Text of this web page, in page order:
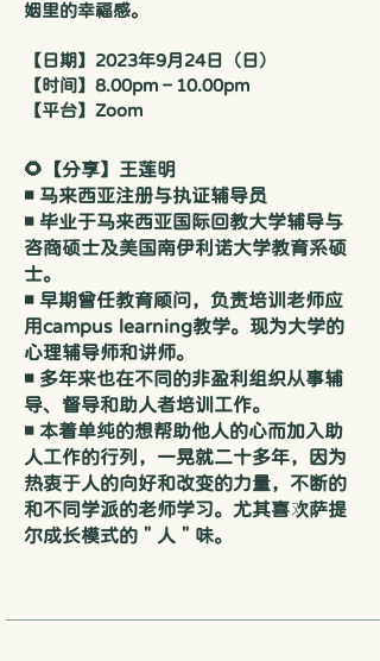
姻里的幸福感。
【日期】2023年9月24日（日）
【时间】8.00pm – 10.00pm
【平台】Zoom
🌻【分享】王莲明
◾ 马来西亚注册与执证辅导员
◾ 毕业于马来西亚国际回教大学辅导与
咨商硕士及美国南伊利诺大学教育系硕
士。
◾ 早期曾任教育顾问，负责培训老师应
用campus learning教学。现为大学的
心理辅导师和讲师。
◾ 多年来也在不同的非盈利组织从事辅
导、督导和助人者培训工作。
◾ 本着单纯的想帮助他人的心而加入助
人工作的行列，一晃就二十多年，因为
热衷于人的向好和改变的力量，不断的
和不同学派的老师学习。尤其喜欢萨提
尔成长模式的＂人＂味。